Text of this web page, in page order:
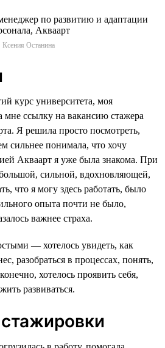
Ксения Останина
курс университета, моя
мне ссылку на вакансию стажера
Я решила просто посмотреть,
сильнее понимала, что хочу
Акваарт я уже была знакома. При
сильной, вдохновляющей,
что я могу здесь работать, было
опыта почти не было,
важнее страха.
— хотелось увидеть, как
разобраться в процессах, понять,
хотелось проявить себя,
развиваться.